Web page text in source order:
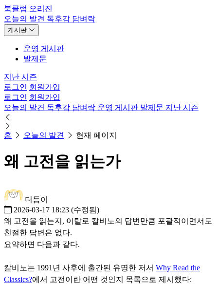
북클럽 오리진
오늘의 발견 독후감 담벼락
게시판
운영 게시판
발제문
지난 시즌
로그인 회원가입
로그인 회원가입
오늘의 발견 독후감 담벼락 운영 게시판 발제문 지난 시즌
홈 오늘의 발견 현재 페이지
왜 고전을 읽는가
더듬이
2026-03-17 18:23 (수정됨)
왜 고전을 읽는지, 이탈로 칼비노의 답변만큼 포괄적이면서도
친절한 답변은 없다.
요약하면 다음과 같다.
칼비노는 1991년 사후에 출간된 유명한 저서 Why Read the
Classics?에서 고전이란 어떤 것인지 목록으로 제시했다: